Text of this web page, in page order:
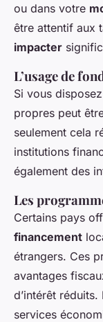
ou dans votre
être attentif aux
impacter
L’usage de
Si vous
propres peut
seulement cela
institutions
également des
Les
Certains pays
financement
étrangers. Ces
avantages
d’intérêt
services